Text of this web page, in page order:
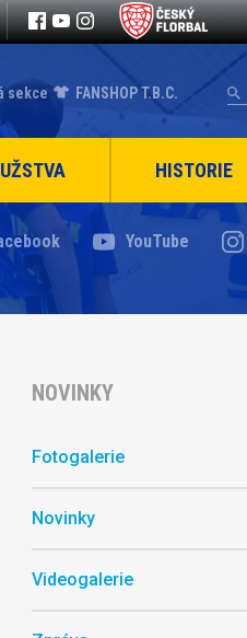
sekce FANSHOP T.B.C.
HISTORIE
YouTube
NOVINKY
Fotogalerie
Novinky
Videogalerie